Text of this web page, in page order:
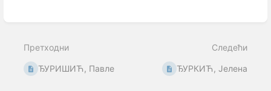
mode
Претходни
ЂУРИШИЋ, Павле
Следећи
ЂУРКИЋ, Јелена